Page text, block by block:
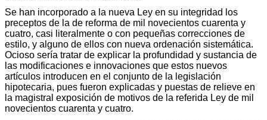
Se han incorporado a la nueva Ley en su integridad los
preceptos de la de reforma de mil novecientos cuarenta y
cuatro, casi literalmente o con pequeñas correcciones de
estilo, y alguno de ellos con nueva ordenación sistemática.
Ocioso sería tratar de explicar la profundidad y sustancia de
las modificaciones e innovaciones que estos nuevos
artículos introducen en el conjunto de la legislación
hipotecaria, pues fueron explicadas y puestas de relieve en
la magistral exposición de motivos de la referida Ley de mil
novecientos cuarenta y cuatro.